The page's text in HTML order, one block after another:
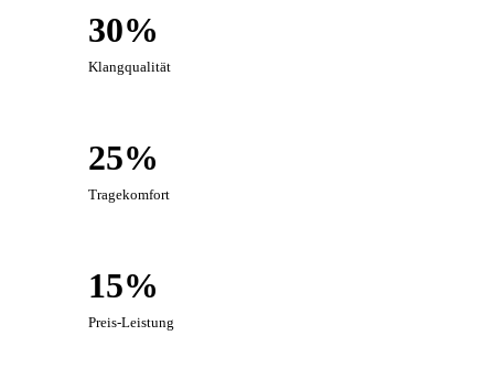
30%
Klangqualität
25%
Tragekomfort
15%
Preis-Leistung